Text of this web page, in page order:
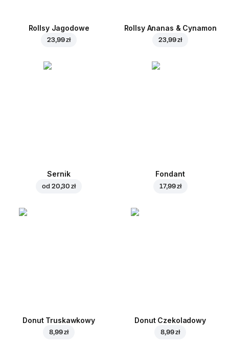
Rollsy Jagodowe
23,99 zł
Rollsy Ananas & Cynamon
23,99 zł
Sernik
od 20,30 zł
Fondant
17,99 zł
Donut Truskawkowy
8,99 zł
Donut Czekoladowy
8,99 zł